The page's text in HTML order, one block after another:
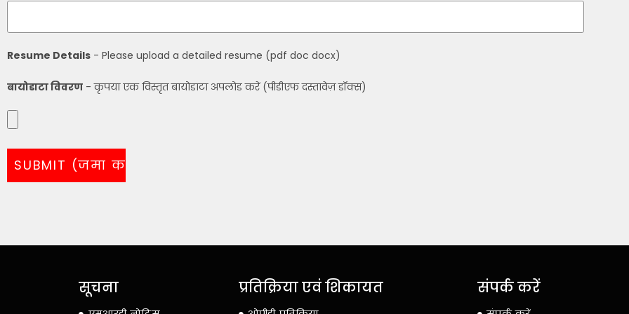
Resume Details - Please upload a detailed resume (pdf doc docx)
बायोडाटा विवरण - कृपया एक विस्तृत बायोडाटा अपलोड करें (पीडीएफ दस्तावेज़ डॉक्स)
सूचना प्रतिक्रिया एवं शिकायत संपर्क करें